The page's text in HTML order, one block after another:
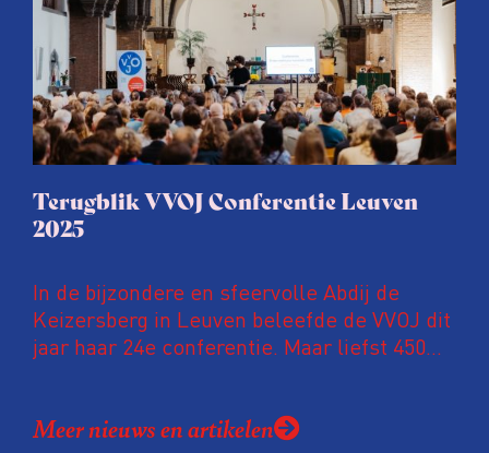
Terugblik VVOJ Conferentie Leuven
2025
In de bijzondere en sfeervolle Abdij de
Keizersberg in Leuven beleefde de VVOJ dit
jaar haar 24e conferentie. Maar liefst 450
expertise te delen en elkaar te ontmoeten.
Meer nieuws en artikelen